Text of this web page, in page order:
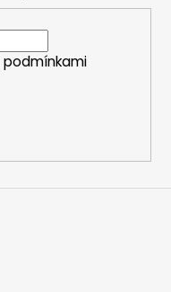
podmínkami